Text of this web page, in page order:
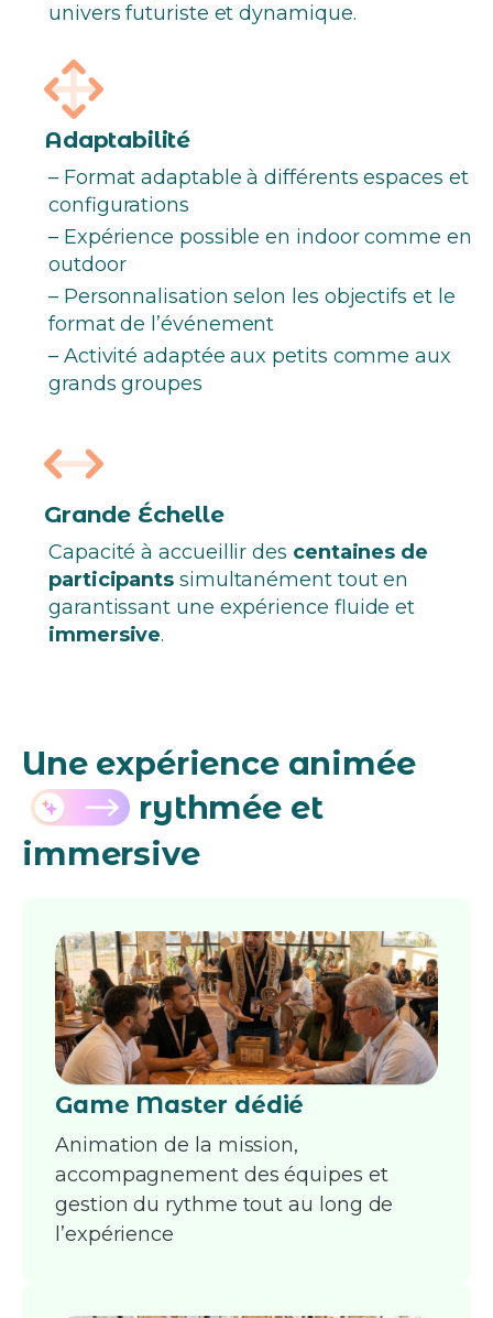
univers futuriste et dynamique.
Adaptabilité
– Format adaptable à différents espaces et
configurations
– Expérience possible en indoor comme en
outdoor
– Personnalisation selon les objectifs et le
format de l’événement
– Activité adaptée aux petits comme aux
grands groupes
Grande Échelle
Capacité à accueillir des centaines de
participants simultanément tout en
garantissant une expérience fluide et
immersive.
Une expérience animée
rythmée et
immersive
Game Master dédié
Animation de la mission,
accompagnement des équipes et
gestion du rythme tout au long de
l’expérience